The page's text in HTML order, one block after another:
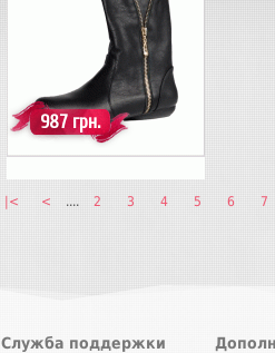
987 грн.
|< < .... 2 3 4 5 6 7
Служба поддержки